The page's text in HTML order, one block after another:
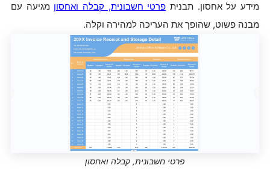
מידע על אחסון. תבנית פרטי חשבונית, קבלה ואחסון מגיעה עם
מבנה פשוט, שהופך את העריכה למהירה וקלה.
פרטי חשבונית, קבלה ואחסון